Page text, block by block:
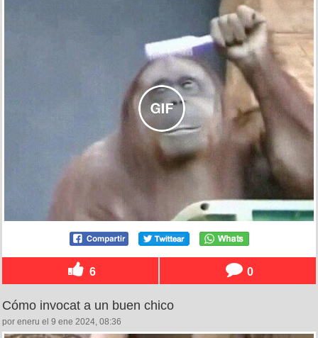
6 0
Cómo invocat a un buen chico
por eneru el 9 ene 2024, 08:36